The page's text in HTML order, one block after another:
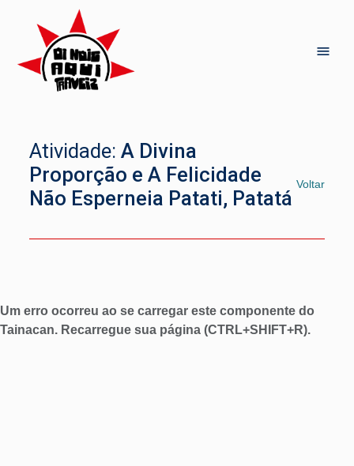
Atividade:A Divina
Proporção e A Felicidade
Não Esperneia Patati, Patatá
Voltar
Um erro ocorreu ao se carregar este componente do
Tainacan. Recarregue sua página (CTRL+SHIFT+R).